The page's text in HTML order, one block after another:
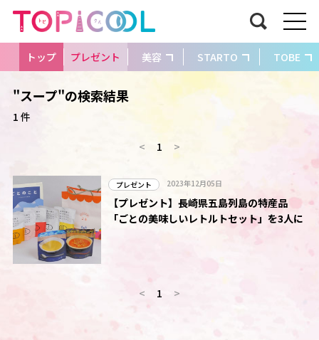
トップ プレゼント 美容 STARTO TOBE
"スープ"の検索結果
1 件
< 1 >
プレゼント 2023年12月05日
【プレゼント】長崎県五島列島の特産品
「ごとの美味しいレトルトセット」を3人に
< 1 >